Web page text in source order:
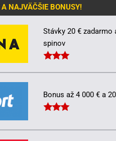
NAJVÄČŠIE BONUSY!
Stávky 20 € zadarmo
spinov
Bonus až 4 000 € a